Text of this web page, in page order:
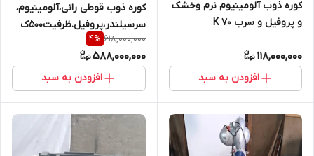
کوره ذوب آلومینیوم نرم وخشک
و پروفیل و سرب 70 K
118,000,000
افزودن به سبد
کوره ذوب قوطی رانی،آلومینیوم،
سرسیلندر،پروفیل.ظرفیت۵۰۰ک
618,000,000
4%
588,000,000
افزودن به سبد